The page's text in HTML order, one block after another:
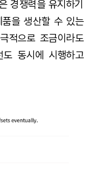
경쟁력을 유지하기
을 생산할 수 있는
적으로 조금이라도
도 동시에 시행하고